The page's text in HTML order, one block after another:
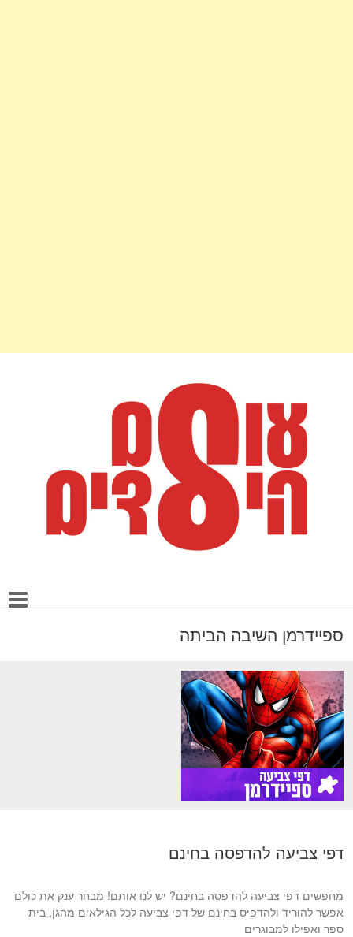
ספיידרמן השיבה הביתה
דפי צביעה להדפסה בחינם
מחפשים דפי צביעה להדפסה בחינם? יש לנו אותם! מבחר ענק את כולם
אפשר להוריד ולהדפיס בחינם של דפי צביעה לכל הגילאים מהגן, בית
ספר ואפילו למבוגרים